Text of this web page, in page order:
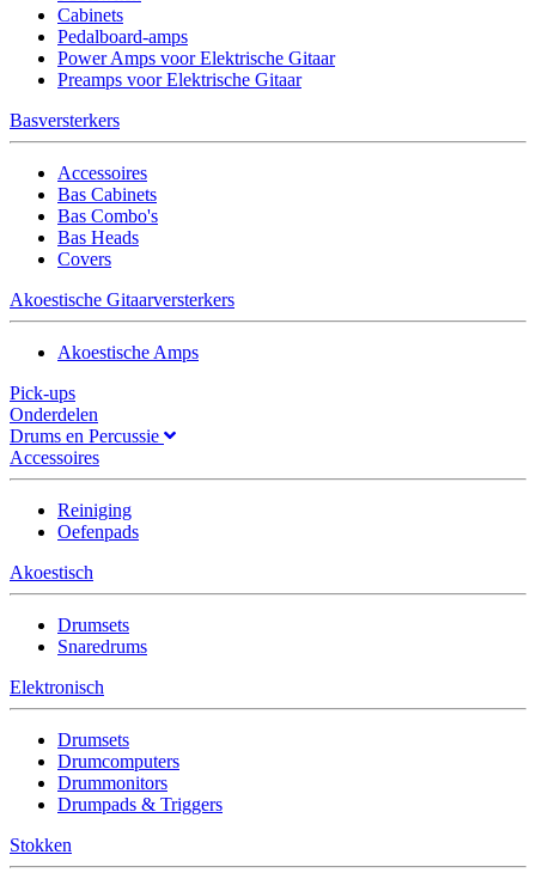
Cabinets
Pedalboard-amps
Power Amps voor Elektrische Gitaar
Preamps voor Elektrische Gitaar
Basversterkers
Accessoires
Bas Cabinets
Bas Combo's
Bas Heads
Covers
Akoestische Gitaarversterkers
Akoestische Amps
Pick-ups
Onderdelen
Drums en Percussie
Accessoires
Reiniging
Oefenpads
Akoestisch
Drumsets
Snaredrums
Elektronisch
Drumsets
Drumcomputers
Drummonitors
Drumpads & Triggers
Stokken